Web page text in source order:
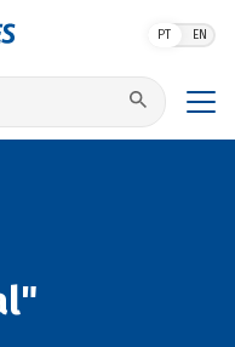
PT EN
site